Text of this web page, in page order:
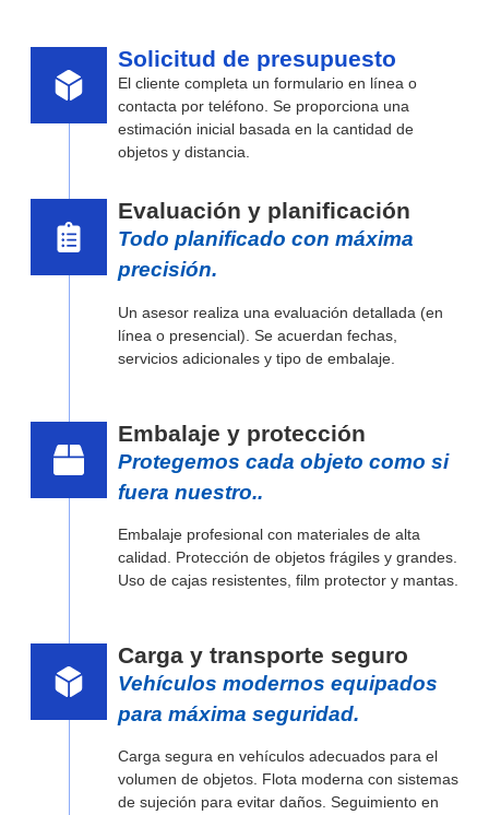
Solicitud de presupuesto
El cliente completa un formulario en línea o
contacta por teléfono. Se proporciona una
estimación inicial basada en la cantidad de
objetos y distancia.
Evaluación y planificación
Todo planificado con máxima
precisión.
Un asesor realiza una evaluación detallada (en
línea o presencial). Se acuerdan fechas,
servicios adicionales y tipo de embalaje.
Embalaje y protección
Protegemos cada objeto como si
fuera nuestro..
Embalaje profesional con materiales de alta
calidad. Protección de objetos frágiles y grandes.
Uso de cajas resistentes, film protector y mantas.
Carga y transporte seguro
Vehículos modernos equipados
para máxima seguridad.
Carga segura en vehículos adecuados para el
volumen de objetos. Flota moderna con sistemas
de sujeción para evitar daños. Seguimiento en